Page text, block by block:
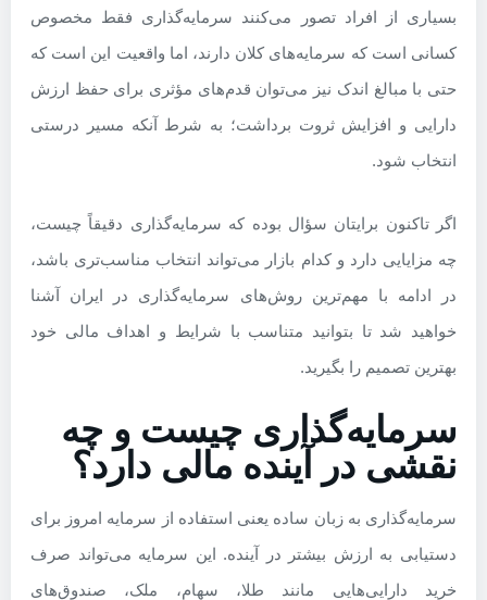
بسیاری از افراد تصور می‌کنند سرمایه‌گذاری فقط مخصوص
کسانی است که سرمایه‌های کلان دارند، اما واقعیت این است که
حتی با مبالغ اندک نیز می‌توان قدم‌های مؤثری برای حفظ ارزش
دارایی و افزایش ثروت برداشت؛ به شرط آنکه مسیر درستی
انتخاب شود.
اگر تاکنون برایتان سؤال بوده که سرمایه‌گذاری دقیقاً چیست،
چه مزایایی دارد و کدام بازار می‌تواند انتخاب مناسب‌تری باشد،
در ادامه با مهم‌ترین روش‌های سرمایه‌گذاری در ایران آشنا
خواهید شد تا بتوانید متناسب با شرایط و اهداف مالی خود
بهترین تصمیم را بگیرید.
سرمایه‌گذاری چیست و چه
نقشی در آینده مالی دارد؟
سرمایه‌گذاری به زبان ساده یعنی استفاده از سرمایه امروز برای
دستیابی به ارزش بیشتر در آینده. این سرمایه می‌تواند صرف
خرید دارایی‌هایی مانند طلا، سهام، ملک، صندوق‌های